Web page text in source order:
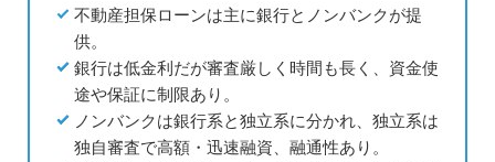
不動産担保ローンは主に銀行とノンバンクが提
供。
銀行は低金利だが審査厳しく時間も長く、資金使
途や保証に制限あり。
ノンバンクは銀行系と独立系に分かれ、独立系は
独自審査で高額・迅速融資、融通性あり。